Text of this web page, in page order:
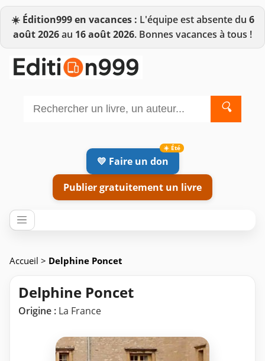
☀️ Édition999 en vacances : L'équipe est absente du 6
août 2026au 16 août 2026. Bonnes vacances à tous !
🔍
💛 Faire un don
Publier gratuitement un livre
Accueil > Delphine Poncet
Delphine Poncet
Origine : La France